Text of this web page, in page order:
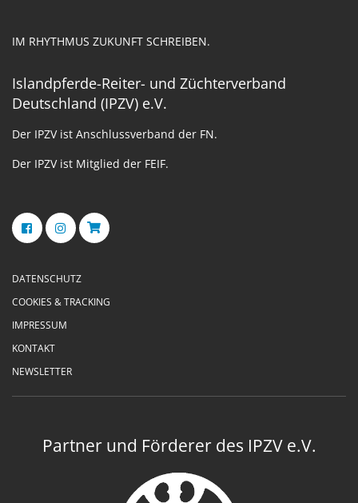
IM RHYTHMUS ZUKUNFT SCHREIBEN.
Islandpferde-Reiter- und Züchterverband
Deutschland (IPZV) e.V.
Der IPZV ist Anschlussverband der FN.
Der IPZV ist Mitglied der FEIF.
DATENSCHUTZ
COOKIES & TRACKING
IMPRESSUM
KONTAKT
NEWSLETTER
Partner und Förderer des IPZV e.V.